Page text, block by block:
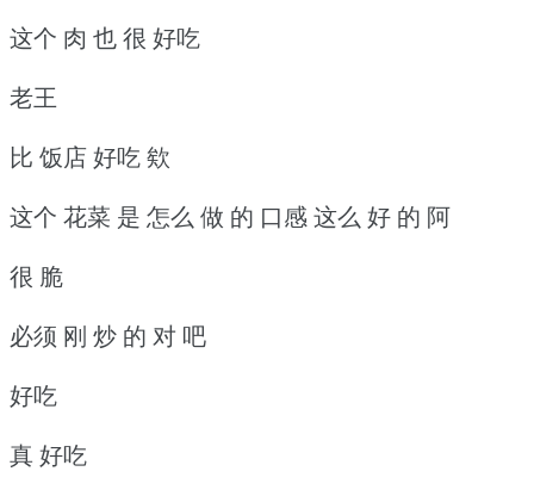
这个 肉 也 很 好吃
老王
比 饭店 好吃 欸
这个 花菜 是 怎么 做 的 口感 这么 好 的 阿
很 脆
必须 刚 炒 的 对 吧
好吃
真 好吃